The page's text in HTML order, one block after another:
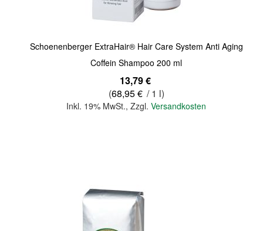
Schoenenberger ExtraHair® Hair Care System Anti Aging
Coffein Shampoo 200 ml
13,79 €
(68,95 € / 1 l)
Inkl. 19% MwSt.,Zzgl.Versandkosten